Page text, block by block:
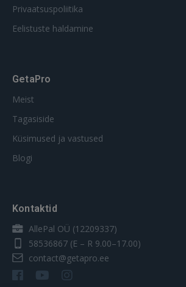
Privaatsuspoliitika
Eelistuste haldamine
GetaPro
Meist
Tagasiside
Küsimused ja vastused
Blogi
Kontaktid
AllePal OÜ (12209337)
58536867 (E – R 9.00–17.00)
contact@getapro.ee